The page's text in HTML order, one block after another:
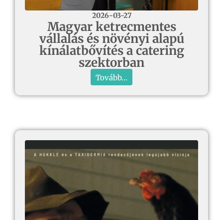
2026-03-27
Magyar ketrecmentes
vállalás és növényi alapú
kínálatbővítés a catering
szektorban
Tovább...